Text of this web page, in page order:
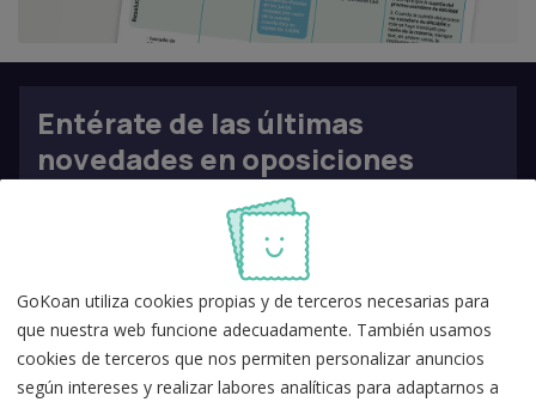
Entérate de las últimas
novedades en oposiciones
GoKoan utiliza cookies propias y de terceros necesarias para
que nuestra web funcione adecuadamente. También usamos
cookies de terceros que nos permiten personalizar anuncios
según intereses y realizar labores analíticas para adaptarnos a